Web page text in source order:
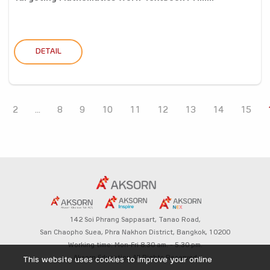
DETAIL
2 ... 8 9 10 11 12 13 14 15
142 Soi Phrang Sappasart, Tanao Road,
San Chaopho Suea, Phra Nakhon District, Bangkok, 10200
Working time: Mon-Fri 8.30 am. – 5.30 pm.
Aksorn Education All Rights Reserved
This website uses cookies to improve your online